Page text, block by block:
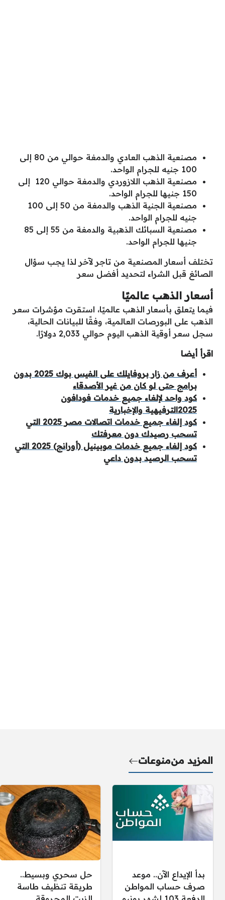
مصنعية الذهب العادي والدمغة حوالي من 80 إلى
100 جنيه للجرام الواحد.
مصنعية الذهب اللازوردي والدمغة حوالي 120 إلى
150 جنيها للجرام الواحد.
مصنعية الجنية الذهب والدمغة من 50 إلى 100
جنيه للجرام الواحد.
مصنعية السبائك الذهبية والدمغة من 55 إلى 85
جنيها للجرام الواحد.
تختلف أسعار المصنعية من تاجر لآخر لذا يجب سؤال
الصائغ قبل الشراء لتحديد أفضل سعر
أسعار الذهب عالميًا
فيما يتعلق بأسعار الذهب عالميًا، استقرت مؤشرات سعر
الذهب على البورصات العالمية، وفقًا للبيانات الحالية،
سجل سعر أوقية الذهب اليوم حوالي 2,033 دولارًا.
اقرأ أيضا
أعرف من زار بروفايلك على الفيس بوك 2025 بدون
برامج حتى لو كان من غير الأصدقاء
كود واحد لإلغاء جميع خدمات فودافون
2025الترفيهية والإخبارية
كود إلغاء جميع خدمات اتصالات مصر 2025 التي
تسحب رصيدك دون معرفتك
كود إلغاء جميع خدمات موبينيل (أورانج) 2025 التي
تسحب الرصيد بدون داعي
المزيد منمنوعات
بدأ الإيداع الآن.. موعد
صرف حساب المواطن
حل سحري وبسيط..
طريقة تنظيف طاسة